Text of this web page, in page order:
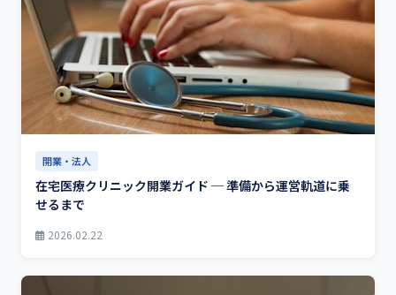
開業・法人
在宅医療クリニック開業ガイド ─ 準備から運営軌道に乗
せるまで
2026.02.22